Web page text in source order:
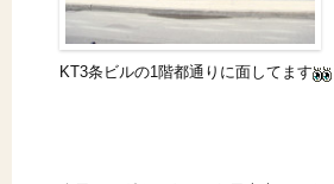
KT3条ビルの1階都通りに面してます